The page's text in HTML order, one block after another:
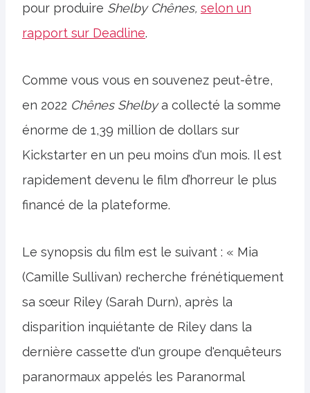
pour produire Shelby Chênes, selon un
rapport sur Deadline.
Comme vous vous en souvenez peut-être,
en 2022 Chênes Shelbya collecté la somme
énorme de 1,39 million de dollars sur
Kickstarter en un peu moins d'un mois. Il est
rapidement devenu le film d’horreur le plus
financé de la plateforme.
Le synopsis du film est le suivant : « Mia
(Camille Sullivan) recherche frénétiquement
sa sœur Riley (Sarah Durn), après la
disparition inquiétante de Riley dans la
dernière cassette d'un groupe d'enquêteurs
paranormaux appelés les Paranormal